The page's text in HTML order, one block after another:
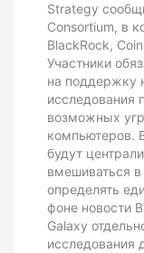
Strategy
Consortium, в
BlackRock,
Участники
на поддержку
исследования
возможных
компьютеров.
будут
вмешиваться
определять
фоне новости
Galaxy
исследования